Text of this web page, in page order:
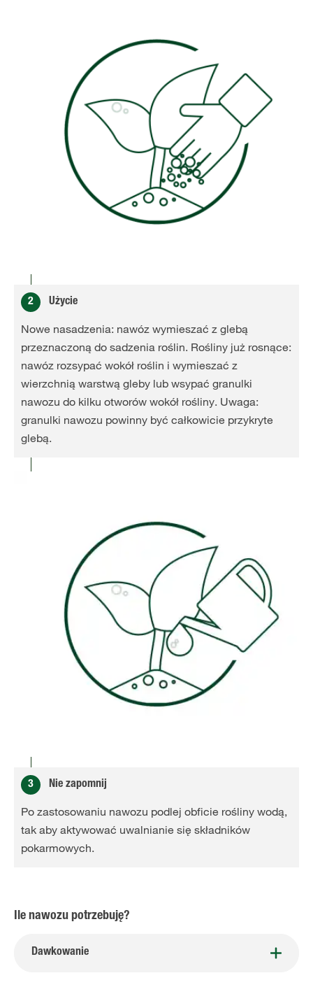
2 Użycie
Nowe nasadzenia: nawóz wymieszać z glebą
przeznaczoną do sadzenia roślin. Rośliny już rosnące:
nawóz rozsypać wokół roślin i wymieszać z
wierzchnią warstwą gleby lub wsypać granulki
nawozu do kilku otworów wokół rośliny. Uwaga:
granulki nawozu powinny być całkowicie przykryte
glebą.
3 Nie zapomnij
Po zastosowaniu nawozu podlej obficie rośliny wodą,
tak aby aktywować uwalnianie się składników
pokarmowych.
Ile nawozu potrzebuję?
Dawkowanie